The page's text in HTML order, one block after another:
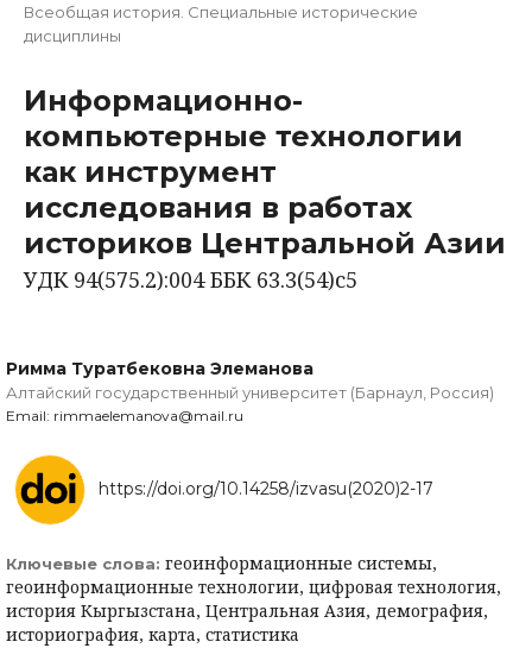
Всеобщая история. Специальные исторические
дисциплины
Информационно-
компьютерные технологии
как инструмент
исследования в работах
историков Центральной Азии
УДК 94(575.2):004 ББК 63.3(54)с5
Римма Туратбековна Элеманова
Алтайский государственный университет (Барнаул, Россия)
Email: rimmaelemanova@mail.ru
https://doi.org/10.14258/izvasu(2020)2-17
Ключевые слова: геоинформационные системы,
геоинформационные технологии, цифровая технология,
история Кыргызстана, Центральная Азия, демография,
историография, карта, статистика